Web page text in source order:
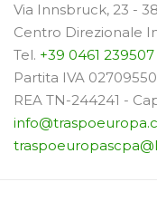
Via Innsbruck, 23 -
Centro Direzionale
Tel. +39 0461 239507
Partita IVA
REA TN-244241 -